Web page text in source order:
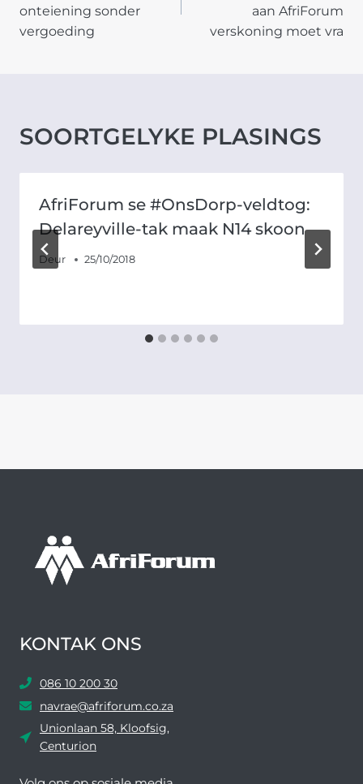
onteiening sonder
vergoeding
aan AfriForum
verskoning moet vra
SOORTGELYKE PLASINGS
AfriForum se #OnsDorp-veldtog:
Delareyville-tak maak N14 skoon
Deur 25/10/2018
KONTAK ONS
086 10 200 30
navrae@afriforum.co.za
Unionlaan 58, Kloofsig,
Centurion